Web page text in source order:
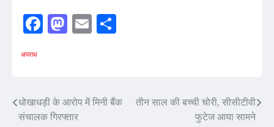
Facebook
Mastodon
Email
अपराध
Post
धोखाधड़ी के आरोप में मिनी बैंक
संचालक गिरफ्तार
तीन साल की बच्ची चोरी, सीसीटीवी
फुटेज आया सामने